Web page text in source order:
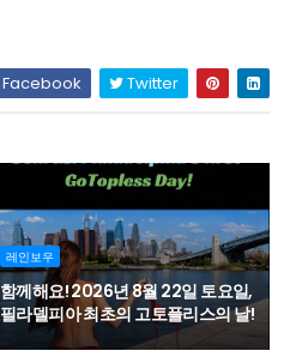
Facebook Twitter
레인보우
함께해요! 2026년 8월 22일 토요일,
필라델피아 최초의 고토플리스의 날!